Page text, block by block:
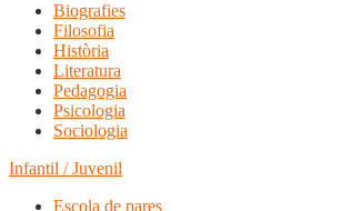
Biografies
Filosofia
Història
Literatura
Pedagogia
Psicologia
Sociologia
Infantil / Juvenil
Escola de pares